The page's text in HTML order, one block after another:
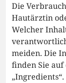
Die
Hautärztin
Welcher
meiden. Die
finden Sie
„Ingredients“.